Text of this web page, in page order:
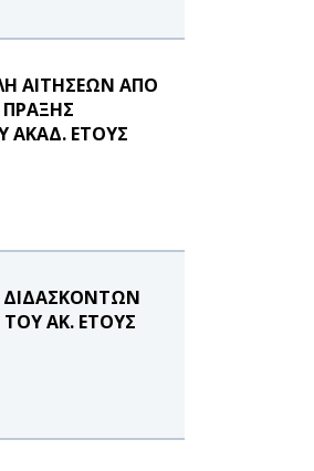
ΑΙΤΗΣΕΩΝ ΑΠΟ
ΑΚΑΔ. ΕΤΟΥΣ
ΑΚ. ΕΤΟΥΣ